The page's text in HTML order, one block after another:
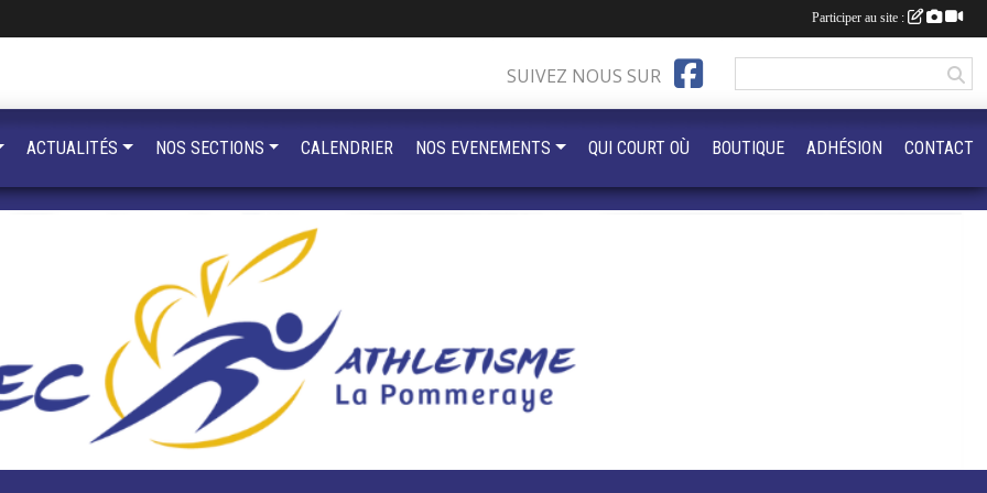
SUIVEZ NOUS SUR
ACTUALITÉS NOS SECTIONS CALENDRIER NOS EVENEMENTS QUI COURT OÙ BOUTIQUE ADHÉSION CONTACT
Participer au site :